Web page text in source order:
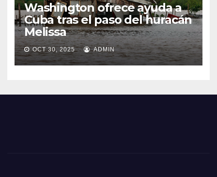
Washington ofrece ayuda a
Cuba tras el paso del huracán
Melissa
OCT 30, 2025 ADMIN